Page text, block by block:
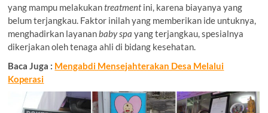
yang mampu melakukantreatmentini, karena biayanya yang
belum terjangkau. Faktor inilah yang memberikan ide untuknya,
menghadirkan layananbaby spa yang terjangkau, spesialnya
dikerjakan oleh tenaga ahli di bidang kesehatan.
Baca Juga : Mengabdi Mensejahterakan Desa Melalui
Koperasi